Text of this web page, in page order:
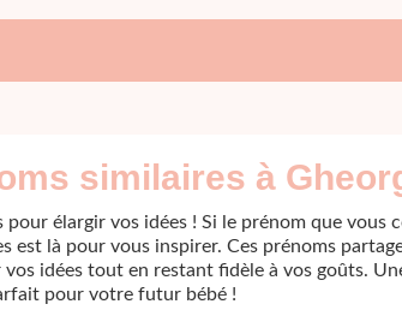
similaires à
élargir vos idées ! Si le prénom que vous
là pour vous inspirer. Ces prénoms
idées tout en restant fidèle à vos goûts.
pour votre futur bébé !